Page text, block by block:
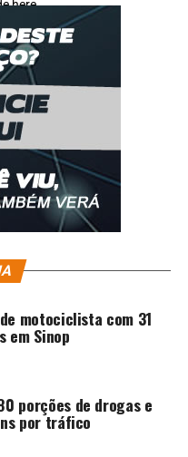
here
motociclista com 31
em Sinop
porções de drogas e
por tráfico